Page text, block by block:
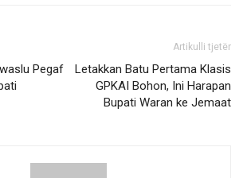
Pegaf
Artikulli tjetër
Letakkan Batu Pertama Klasis
GPKAI Bohon, Ini Harapan
Bupati Waran ke Jemaat